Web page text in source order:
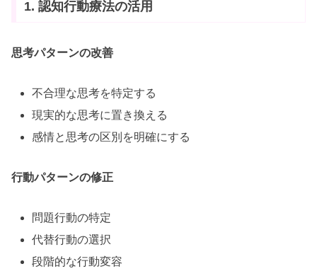
1. 認知行動療法の活用
思考パターンの改善
不合理な思考を特定する
現実的な思考に置き換える
感情と思考の区別を明確にする
行動パターンの修正
問題行動の特定
代替行動の選択
段階的な行動変容